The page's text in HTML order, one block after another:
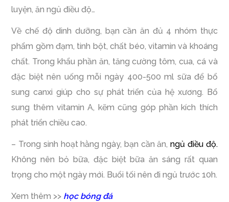
luyện, ăn ngủ điều độ…
Về chế độ dinh dưỡng, bạn cần ăn đủ 4 nhóm thực
phẩm gồm đạm, tinh bột, chất béo, vitamin và khoáng
chất. Trong khẩu phần ăn, tăng cường tôm, cua, cá và
đặc biệt nên uống mỗi ngày 400-500 ml sữa để bổ
sung canxi giúp cho sự phát triển của hệ xương. Bổ
sung thêm vitamin A, kẽm cũng góp phần kích thích
phát triển chiều cao.
– Trong sinh hoạt hằng ngày, bạn cần ăn,ngủ điều độ.
Không nên bỏ bữa, đặc biệt bữa ăn sáng rất quan
trọng cho một ngày mới. Buổi tối nên đi ngủ trước 10h.
Xem thêm >> học bóng đá